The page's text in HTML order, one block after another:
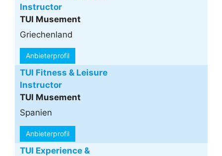
Instructor
TUI Musement
Griechenland
Anbieterprofil
TUI Fitness & Leisure
Instructor
TUI Musement
Spanien
Anbieterprofil
TUI Experience &